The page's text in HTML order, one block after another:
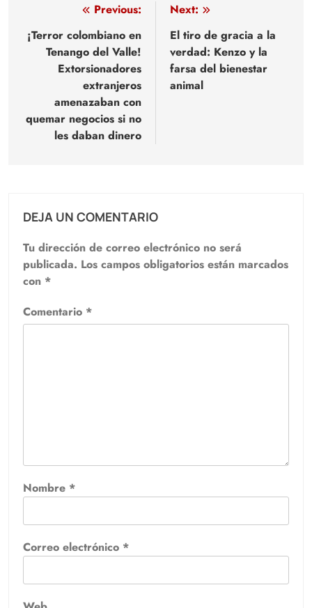
Navegación
de
entradas
Previous:
¡Terror colombiano en
Tenango del Valle!
Extorsionadores
extranjeros
amenazaban con
quemar negocios si no
les daban dinero
Next:
El tiro de gracia a la
verdad: Kenzo y la
farsa del bienestar
animal
DEJA UN COMENTARIO
Tu dirección de correo electrónico no será
publicada. Los campos obligatorios están marcados
con *
Comentario *
Nombre *
Correo electrónico *